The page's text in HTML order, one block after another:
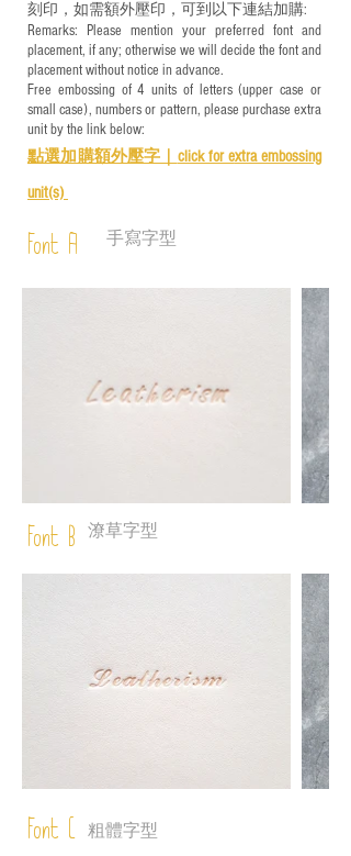
刻印，如需額外壓印，可到以下連結加購:
Remarks: Please mention your preferred font and
placement, if any; otherwise we will decide the font and
placement without notice in advance.
Free embossing of 4 units of letters (upper case or
small case), numbers or pattern, please purchase extra
unit by the link below:
點選加購額外壓字｜ click for extra embossing
unit(s)
Font A 手寫字型
Font B 潦草字型
Font C 粗體字型